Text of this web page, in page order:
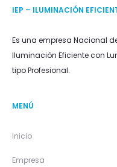
IEP – ILUMINACIÓN
Es una empresa Nacional
Iluminación Eficiente con
tipo Profesional.
MENÚ
Inicio
Empresa